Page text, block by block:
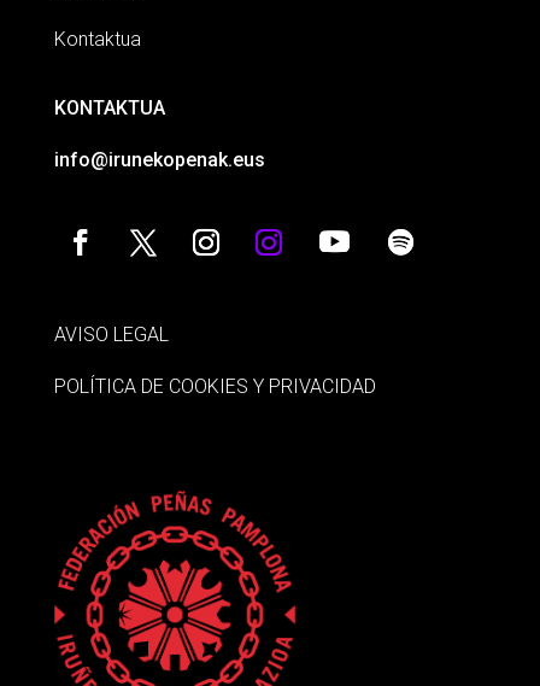
Kontaktua
KONTAKTUA
info@irunekopenak.eus
AVISO LEGAL
POLÍTICA DE COOKIES Y PRIVACIDAD